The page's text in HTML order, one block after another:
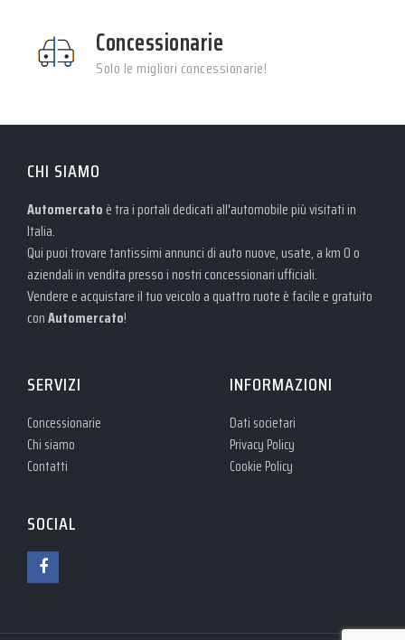
Concessionarie
Solo le migliori concessionarie!
CHI SIAMO
Automercato è tra i portali dedicati all'automobile più visitati in
Italia.
Qui puoi trovare tantissimi annunci di auto nuove, usate, a km 0 o
aziendali in vendita presso i nostri concessionari ufficiali.
Vendere e acquistare il tuo veicolo a quattro ruote è facile e gratuito
conAutomercato!
SERVIZI
Concessionarie
Chi siamo
Contatti
INFORMAZIONI
Dati societari
Privacy Policy
Cookie Policy
SOCIAL